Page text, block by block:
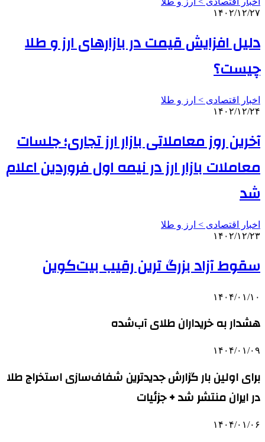
۱۴۰۲/۱۲/۲۷
دلیل افزایش قیمت‌ در بازارهای ارز و طلا
چیست؟
اخبار اقتصادی > ارز و طلا
۱۴۰۲/۱۲/۲۴
آخرین روز معاملاتی بازار ارز تجاری؛ جلسات
معاملات بازار ارز در نیمه اول فروردین اعلام
شد
اخبار اقتصادی > ارز و طلا
۱۴۰۲/۱۲/۲۳
سقوط آزاد بزرگ‌ ترین رقیب بیت‌کوین
۱۴۰۴/۰۱/۱۰
هشدار به خریداران طلای آب‌شده
۱۴۰۴/۰۱/۰۹
برای اولین بار گزارش جدیدترین شفاف‌سازی استخراج طلا
در ایران منتشر شد + جزئیات
۱۴۰۴/۰۱/۰۶